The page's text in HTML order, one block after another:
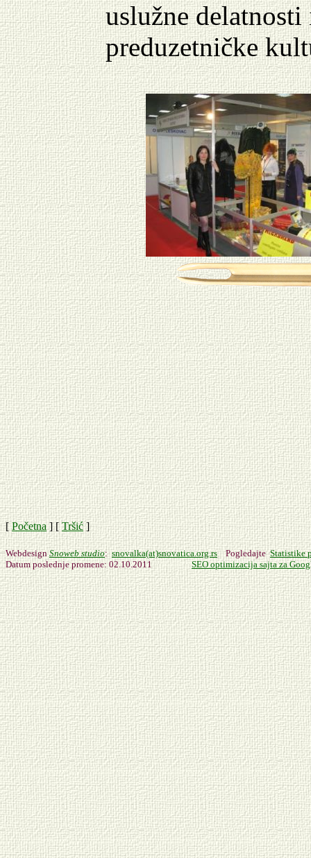
uslužne
preduzetničke
[Početna] [Tršić]
WebdesignSnoweb studio: snovalka(at)snovatica.org.rsPogledajteStatistike
Datum poslednje promene: 02.10.2011SEO optimizacija sajta za